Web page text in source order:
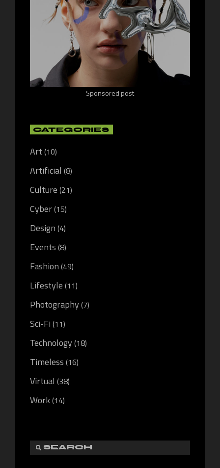
Sponsored post
CATEGORIES
Art (10)
Artificial (8)
Culture (21)
Cyber(15)
Design (4)
Events (8)
Fashion (49)
Lifestyle (11)
Photography (7)
Sci-Fi (11)
Technology (18)
Timeless (16)
Virtual (38)
Work(14)